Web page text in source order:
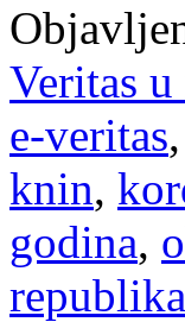
Veritas
e-veritas,
knin,
godina,